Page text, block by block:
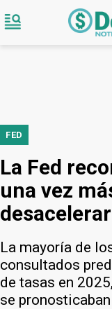
FED
La Fed
una vez
La mayoría de
consultados
de tasas en
se